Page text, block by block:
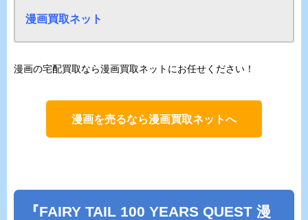
漫画買取ネット
漫画の宅配買取なら漫画買取ネットにお任せください！
漫画を売るなら漫画買取ネットへ
『FAIRY TAIL 100 YEARS QUEST 漫